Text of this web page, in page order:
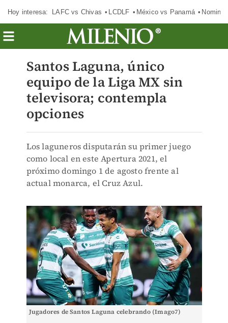
Hoy interesa: LAFC vs Chivas LCDLF México vs Panamá
Santos Laguna, único
equipo de la Liga MX sin
televisora; contempla
opciones
Los laguneros disputarán su primer juego
como local en este Apertura 2021, el
próximo domingo 1 de agosto frente al
actual monarca, el Cruz Azul.
Jugadores de Santos Laguna celebrando (Imago7)